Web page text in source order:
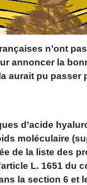
n’ont
annoncer la
aurait pu
d’acide
moléculaire
de la liste des
L. 165­1 du
la section 6 et